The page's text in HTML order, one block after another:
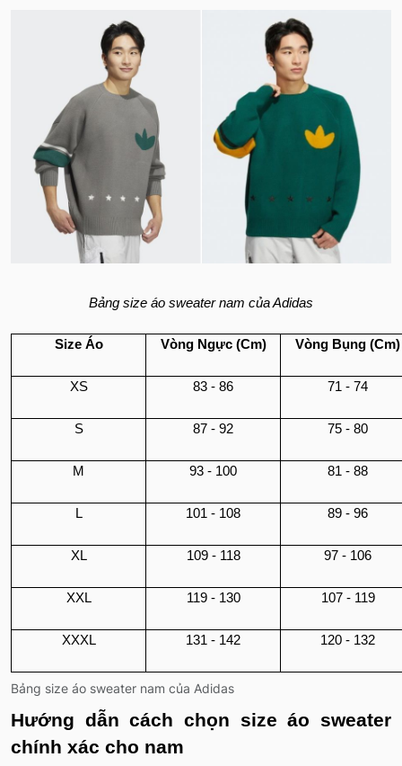
Bảng size áo sweater nam của Adidas
Bảng size áo sweater nam của Adidas
Size Áo Vòng Ngực (Cm) Vòng Bụng (Cm)
XS 83 - 86 71 - 74
S 87 - 92 75 - 80
M 93 - 100 81 - 88
L 101 - 108 89 - 96
XL 109 - 118 97 - 106
XXL 119 - 130 107 - 119
XXXL 131 - 142 120 - 132
Hướng dẫn cách chọn size áo sweater
chính xác cho nam